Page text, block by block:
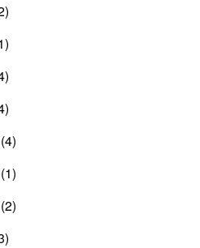
(4)
(1)
(2)